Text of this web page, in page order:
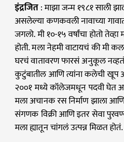
इंद्रजित: माझा जन्म १९८१ साली
असलेल्या कणकवली नावाच्या
जगलो. मी १०-१५ वर्षांचा होतो
होती. मला नेहमी वाटायचं की मी
घरचं वातावरण फारसं अनुकूल
कुटुंबातील आणि त्यांना कलेची खूप
२००१ मध्ये कॉलेजमधून पदवी घेत
मला अचानक रस निर्माण झाला आणि
संगणक विक्री आणि इतर सेवा
मला ह्यातून चांगलं उत्पन्न मिळत होतं.